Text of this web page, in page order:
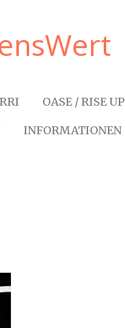
OASE / RISE UP
INFORMATIONEN